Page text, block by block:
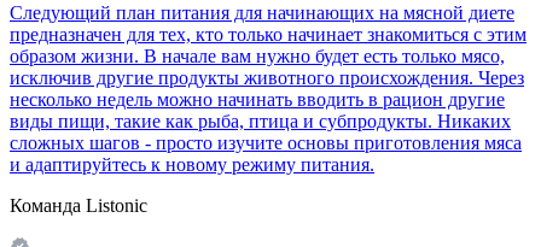
Следующий план питания для начинающих на мясной диете
предназначен для тех, кто только начинает знакомиться с этим
образом жизни. В начале вам нужно будет есть только мясо,
исключив другие продукты животного происхождения. Через
несколько недель можно начинать вводить в рацион другие
виды пищи, такие как рыба, птица и субпродукты. Никаких
сложных шагов - просто изучите основы приготовления мяса
и адаптируйтесь к новому режиму питания.
Команда Listonic